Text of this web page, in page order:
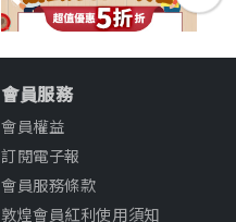
會員服務
會員權益
訂閱電子報
會員服務條款
敦煌會員紅利使用須知